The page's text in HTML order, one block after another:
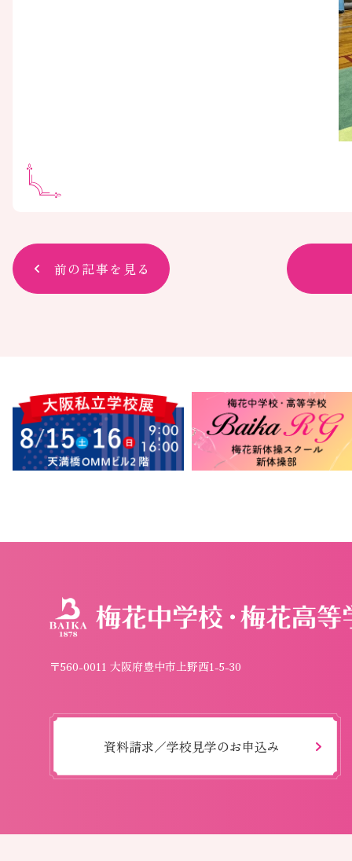
前の記事を見る
〒560-0011 大阪府豊中市上野西1-5-30
資料請求／学校見学のお申込み